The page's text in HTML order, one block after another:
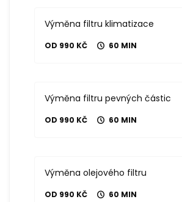
Výměna filtru klimatizace
OD 990 KČ 60 MIN
Výměna filtru pevných částic
OD 990 KČ 60 MIN
Výměna olejového filtru
OD 990 KČ 60 MIN